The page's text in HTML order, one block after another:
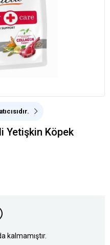
Yetişkin Köpek
kalmamıştır.